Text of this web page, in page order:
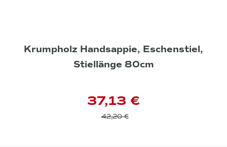
Krumpholz Handsappie, Eschenstiel,
Stiellänge 80cm
37,13 €
42,20 €